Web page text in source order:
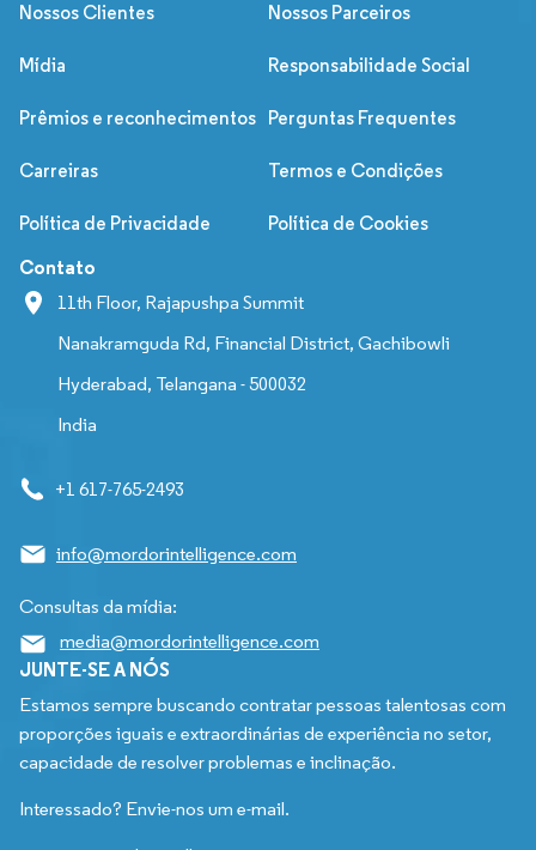
Nossos Clientes Nossos Parceiros
Mídia Responsabilidade Social
Prêmios e reconhecimentos Perguntas Frequentes
Carreiras Termos e Condições
Política de Privacidade Política de Cookies
Contato
11th Floor, Rajapushpa Summit
Nanakramguda Rd, Financial District, Gachibowli
Hyderabad, Telangana - 500032
India
+1 617-765-2493
info@mordorintelligence.com
Consultas da mídia:
media@mordorintelligence.com
JUNTE-SE A NÓS
Estamos sempre buscando contratar pessoas talentosas com
proporções iguais e extraordinárias de experiência no setor,
capacidade de resolver problemas e inclinação.
Interessado? Envie-nos um e-mail.